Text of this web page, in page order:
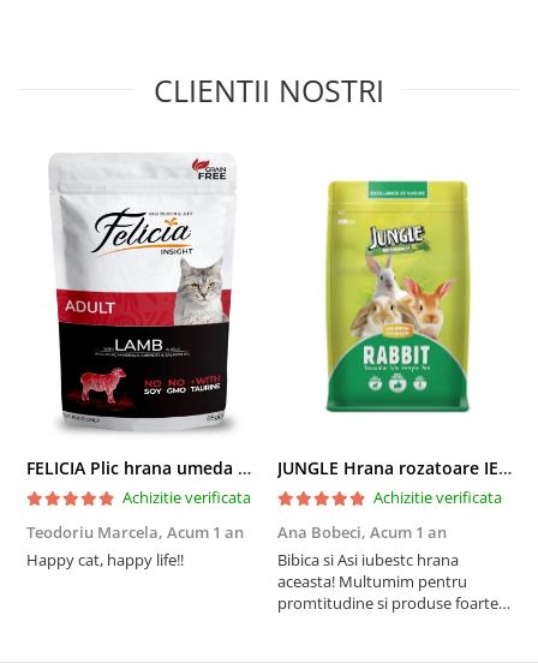
CLIENTII NOSTRI
FELICIA Plic hrana umeda pentru pisici adulte, cu Miel, Set 12x85g
Achizitie verificata
Teodoriu Marcela, Acum 1 an
Happy cat, happy life!!
JUNGLE Hrana rozatoare IEPURI 500g
Achizitie verificata
Ana Bobeci, Acum 1 an
Bibica si Asi iubestc hrana
aceasta! Multumim pentru
promtitudine si produse foarte